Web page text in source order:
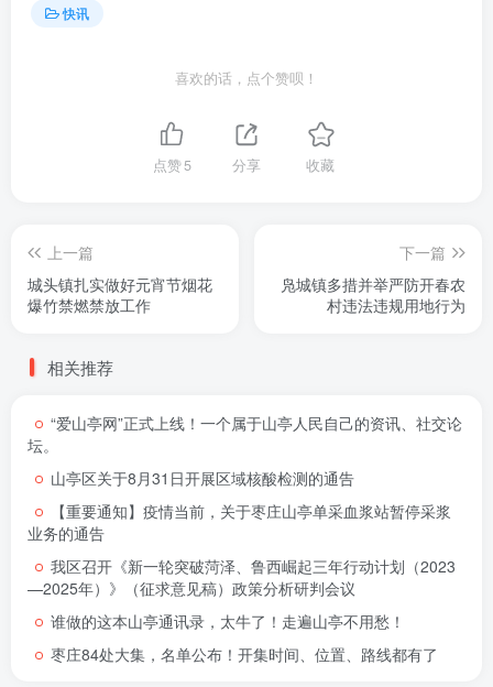
快讯
喜欢的话，点个赞呗！
点赞5 分享 收藏
上一篇
城头镇扎实做好元宵节烟花
爆竹禁燃禁放工作
下一篇
凫城镇多措并举严防开春农
村违法违规用地行为
相关推荐
“爱山亭网”正式上线！一个属于山亭人民自己的资讯、社交论
坛。
山亭区关于8月31日开展区域核酸检测的通告
【重要通知】疫情当前，关于枣庄山亭单采血浆站暂停采浆
业务的通告
我区召开《新一轮突破菏泽、鲁西崛起三年行动计划（2023
—2025年）》（征求意见稿）政策分析研判会议
谁做的这本山亭通讯录，太牛了！走遍山亭不用愁！
枣庄84处大集，名单公布！开集时间、位置、路线都有了